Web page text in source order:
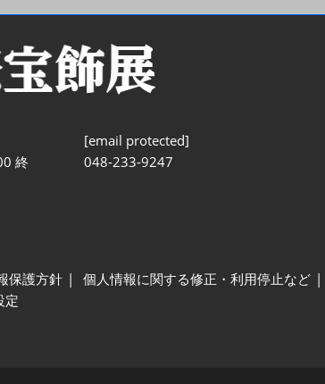
終
[email protected]
048-233-9247
保護方針 個人情報に関する修正・利用停止など
定